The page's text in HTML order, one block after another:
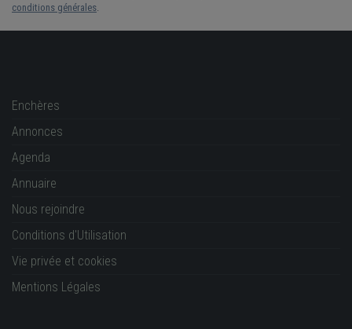
conditions générales
Enchères
Annonces
Agenda
Annuaire
Nous rejoindre
Conditions d'Utilisation
Vie privée et cookies
Mentions Légales